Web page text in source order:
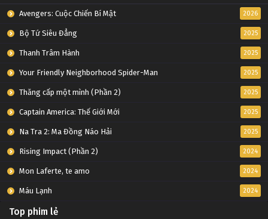
Avengers: Cuộc Chiến Bí Mật 2026
Bộ Tứ Siêu Đẳng 2025
Thanh Trâm Hành 2025
Your Friendly Neighborhood Spider-Man 2025
Thăng cấp một mình (Phần 2) 2025
Captain America: Thế Giới Mới 2025
Na Tra 2: Ma Đồng Náo Hải 2025
Rising Impact (Phần 2) 2024
Mon Laferte, te amo 2024
Máu Lạnh 2024
Top phim lẻ